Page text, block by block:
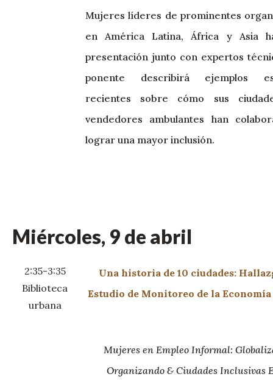
Mujeres líderes de prominentes
en América Latina, África y Asia
presentación junto con expertos
ponente describirá ejemplos
recientes sobre cómo sus
vendedores ambulantes han
lograr una mayor inclusión.
Miércoles, 9 de abril
2:35-3:35
Biblioteca
urbana
Una historia de 10 ciudades:
Estudio de Monitoreo de la
Mujeres en Empleo Informal:
Organizando & Ciudades Inclusivas